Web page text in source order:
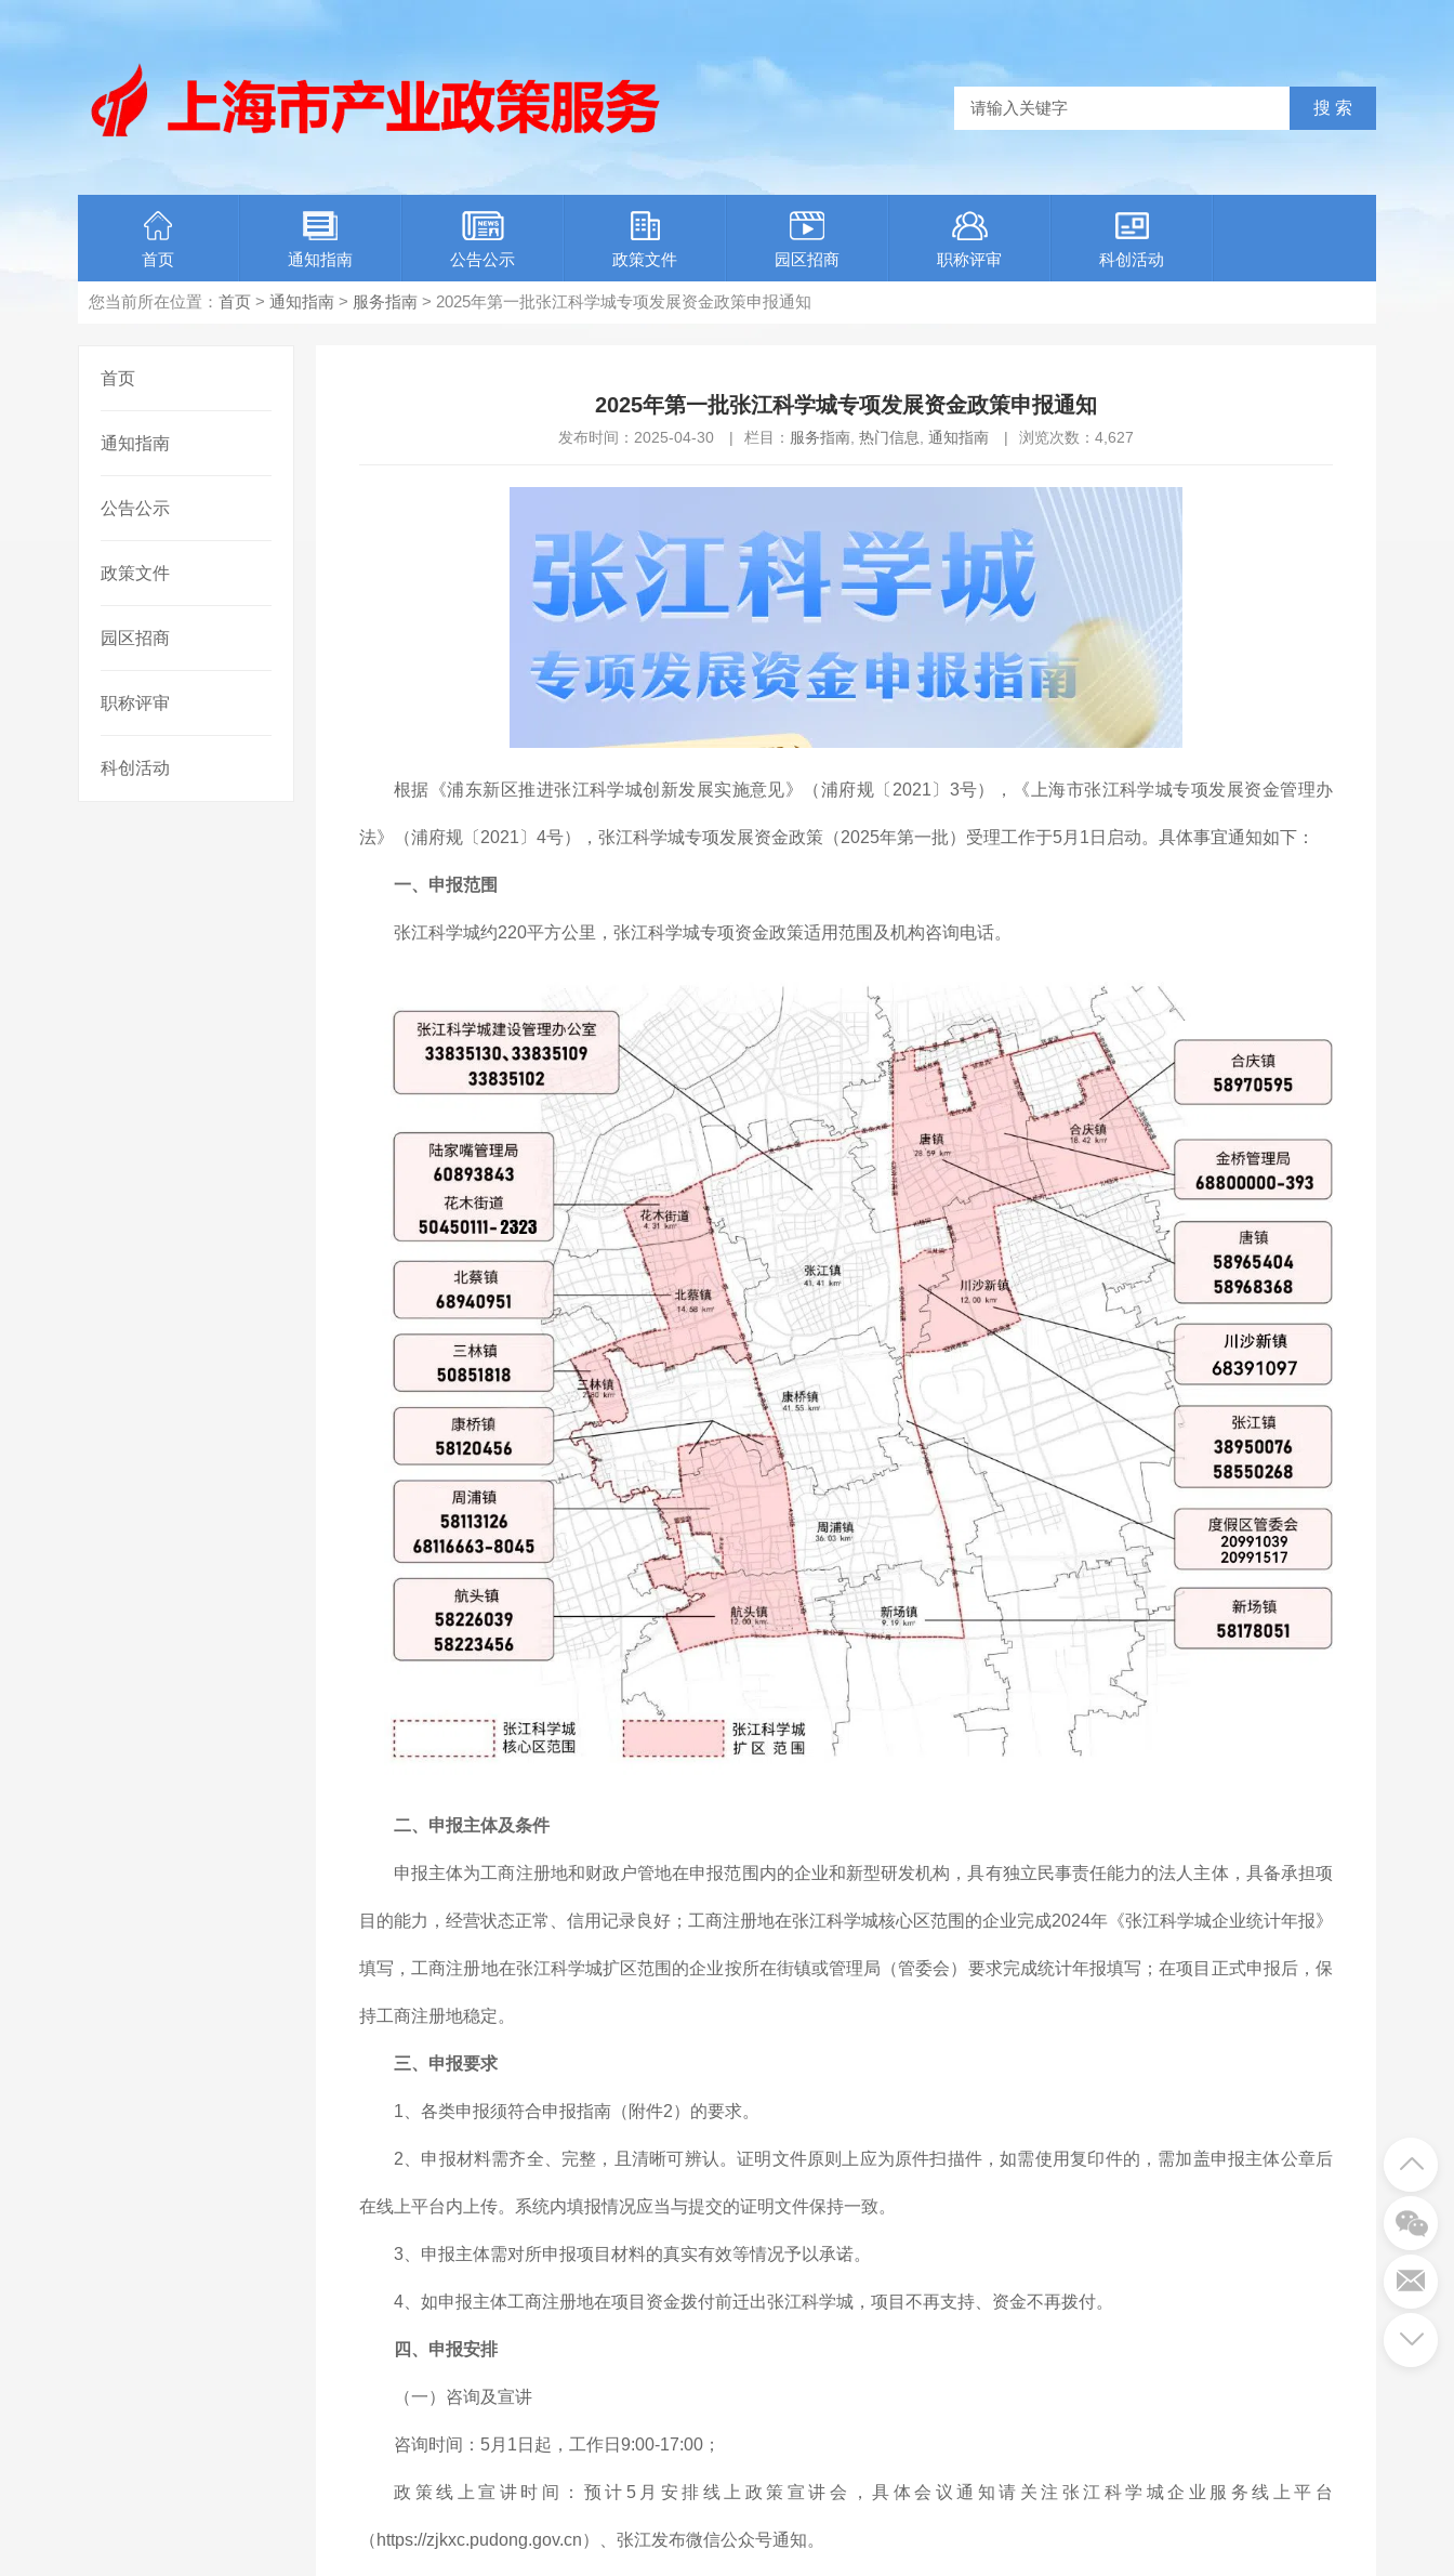
首页 通知指南 公告公示 政策文件 园区招商 职称评审 科创活动
您当前所在位置： 首页 > 通知指南 > 服务指南 > 2025年第一批张江科学城专项发展资金政策申报通知
首页
通知指南
公告公示
政策文件
园区招商
职称评审
科创活动
2025年第一批张江科学城专项发展资金政策申报通知
发布时间：2025-04-30 | 栏目： 服务指南 热门信息 通知指南 | 浏览次数： 4,627
根据《浦东新区推进张江科学城创新发展实施意见》（浦府规〔2021〕3号），《上海市张江科学城专项发展资金管理办
法》（浦府规〔2021〕4号），张江科学城专项发展资金政策（2025年第一批）受理工作于5月1日启动。具体事宜通知如下：
一、申报范围
张江科学城约220平方公里，张江科学城专项资金政策适用范围及机构咨询电话。
二、申报主体及条件
申报主体为工商注册地和财政户管地在申报范围内的企业和新型研发机构，具有独立民事责任能力的法人主体，具备承担项
目的能力，经营状态正常、信用记录良好；工商注册地在张江科学城核心区范围的企业完成2024年《张江科学城企业统计年报》
填写，工商注册地在张江科学城扩区范围的企业按所在街镇或管理局（管委会）要求完成统计年报填写；在项目正式申报后，保
持工商注册地稳定。
三、申报要求
1、各类申报须符合申报指南（附件2）的要求。
2、申报材料需齐全、完整，且清晰可辨认。证明文件原则上应为原件扫描件，如需使用复印件的，需加盖申报主体公章后
在线上平台内上传。系统内填报情况应当与提交的证明文件保持一致。
3、申报主体需对所申报项目材料的真实有效等情况予以承诺。
4、如申报主体工商注册地在项目资金拨付前迁出张江科学城，项目不再支持、资金不再拨付。
四、申报安排
（一）咨询及宣讲
咨询时间：5月1日起，工作日9:00-17:00；
政策线上宣讲时间：预计5月安排线上政策宣讲会，具体会议通知请关注张江科学城企业服务线上平台
（https://zjkxc.pudong.gov.cn）、张江发布微信公众号通知。